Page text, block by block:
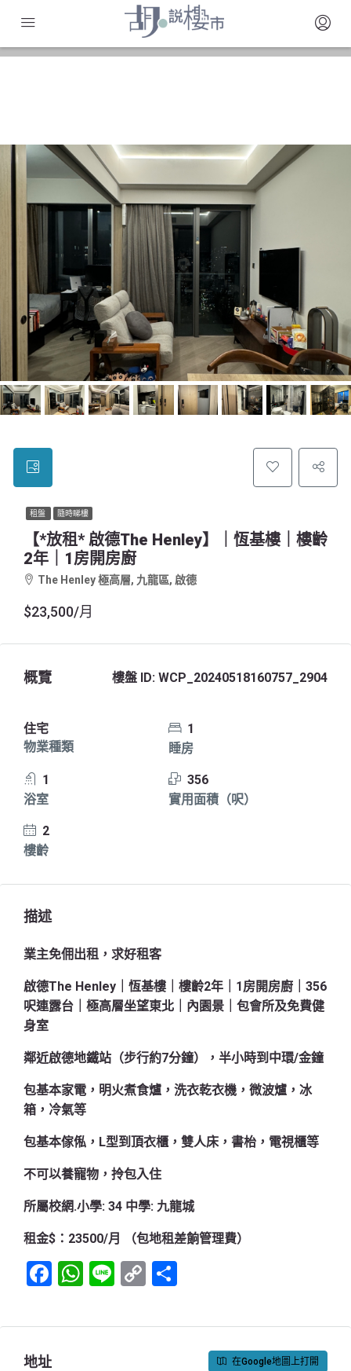
租盤 隨時睇樓
【*放租* 啟德The Henley】｜恆基樓｜樓齡
2年｜1房開房廚
The Henley 極高層, 九龍區, 啟德
$23,500/月
概覽 樓盤 ID: WCP_20240518160757_2904
住宅
物業種類
1
睡房
1
浴室
356
實用面積（呎）
2
樓齡
描述
業主免佣出租，求好租客
啟德The Henley｜恆基樓｜樓齡2年｜1房開房廚｜356
呎連露台｜極高層坐望東北｜內園景｜包會所及免費健
身室
鄰近啟德地鐵站（步行約7分鐘），半小時到中環/金鐘
包基本家電，明火煮食爐，洗衣乾衣機，微波爐，冰
箱，冷氣等
包基本傢俬，L型到頂衣櫃，雙人床，書枱，電視櫃等
不可以養寵物，拎包入住
所屬校網.小學: 34 中學: 九龍城
租金$：23500/月 （包地租差餉管理費）
Facebook
WhatsApp
LineCopy
地址 在Google地圖上打開